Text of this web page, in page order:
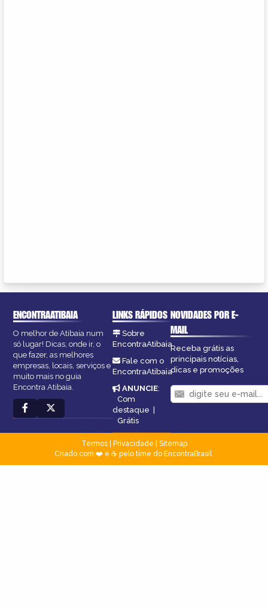
ENCONTRAATIBAIA
O melhor de Atibaia num
só lugar! Dicas, onde ir, o
que fazer, as melhores
empresas, locais, serviços e
muito mais no guia
Encontra Atibaia.
LINKS RÁPIDOS
Sobre
EncontraAtibaia
Fale com o
EncontraAtibaia
ANUNCIE:
Com
destaque |
Grátis
NOVIDADES POR E-
MAIL
Receba grátis as
principais notícias,
dicas e promoções
Termos| Privacidade
Sitemap
Criado com ❤️ e ☕ pelo time do EncontraBrasil